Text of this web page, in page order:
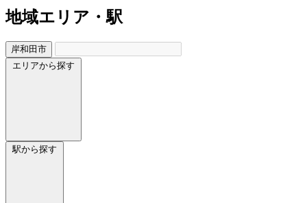
地域エリア・駅
岸和田市
エリアから探す
駅から探す